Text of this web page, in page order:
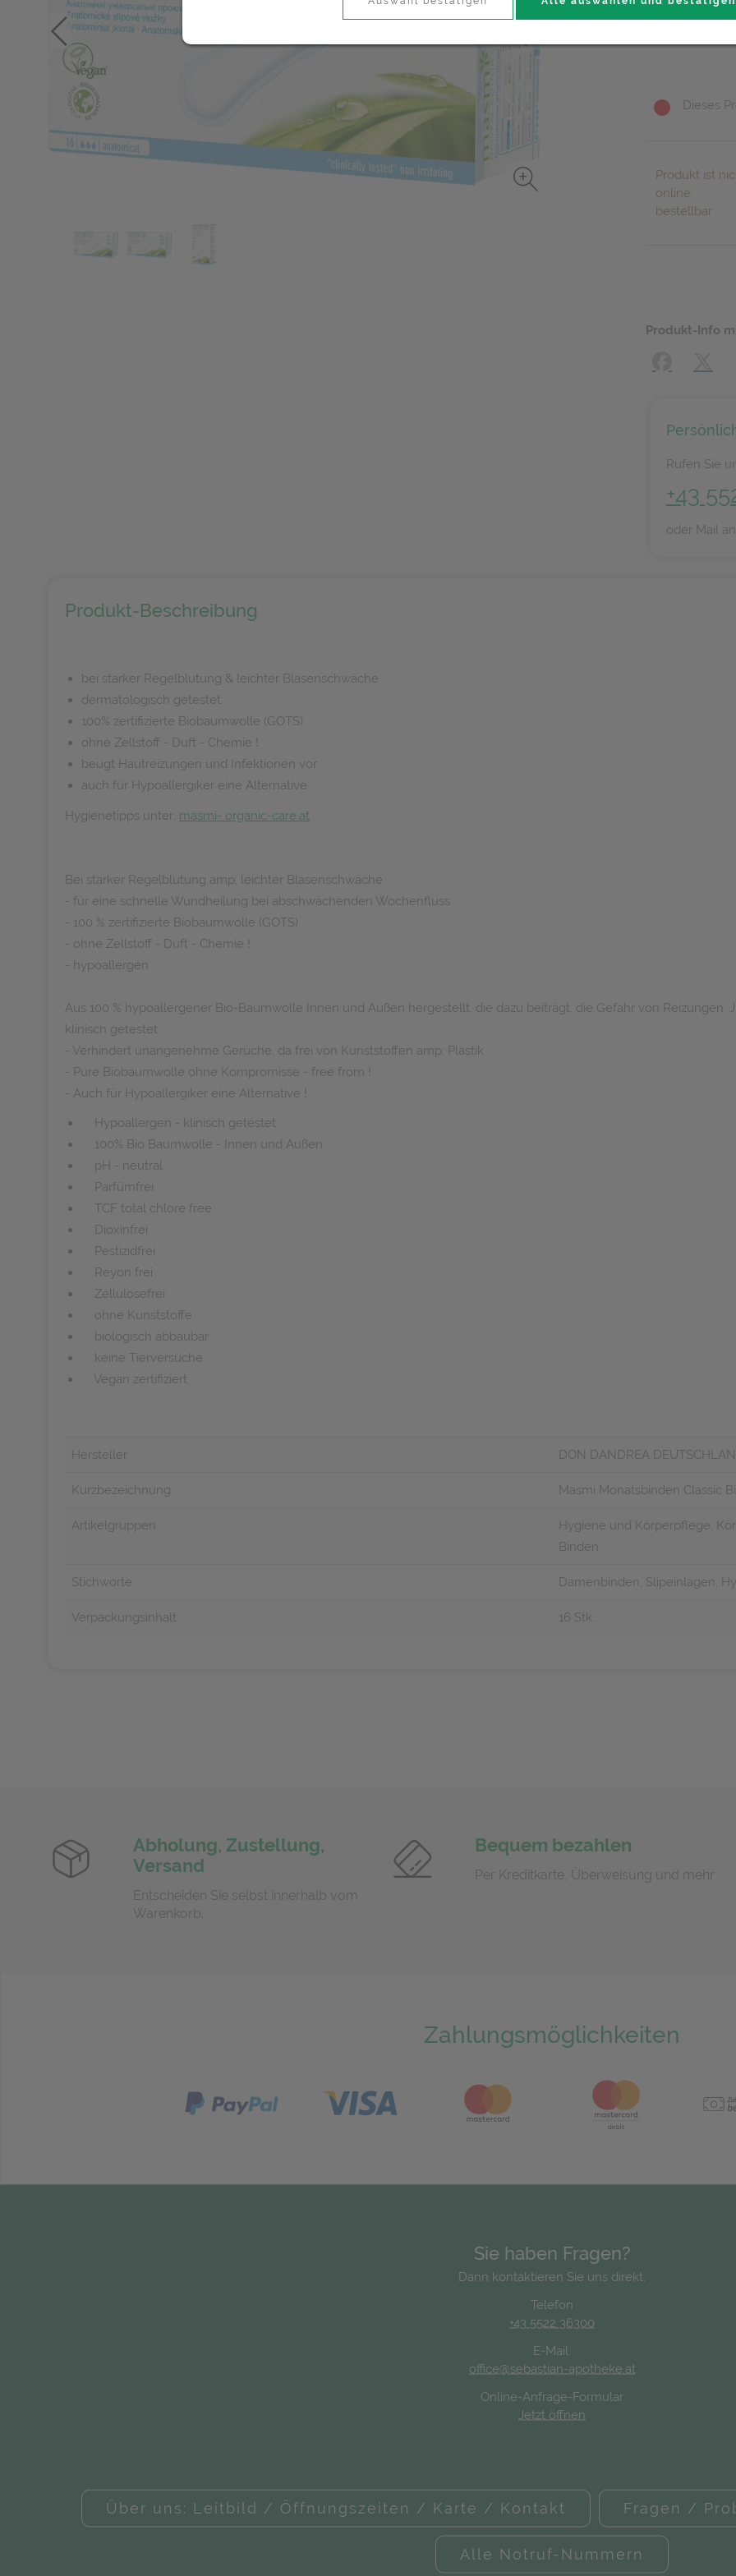
4,45
Dieses
Produkt ist
online
bestellbar
Produkt-Info
Rufen Sie
+43
oder Mail
Produkt-Beschreibung
bei starker Regelblutung & leichter Blasenschwäche
dermatologisch getestet
100% zertifizierte Biobaumwolle (GOTS)
ohne Zellstoff - Duft - Chemie !
beugt Hautreizungen und Infektionen vor
auch für Hypoallergiker eine Alternative
Hygienetipps unter: masmi- organic-care.at
Bei starker Regelblutung amp; leichter Blasenschwäche
- für eine schnelle Wundheilung bei abschwächenden Wochenfluss
- 100 % zertifizierte Biobaumwolle (GOTS)
- ohne Zellstoff - Duft - Chemie !
- hypoallergen
Aus 100 % hypoallergener Bio-Baumwolle Innen und Außen hergestellt, die dazu beiträgt, die Gefahr von
klinisch getestet
- Verhindert unangenehme Gerüche, da frei von Kunststoffen amp; Plastik
- Pure Biobaumwolle ohne Kompromisse - free from !
- Auch für Hypoallergiker eine Alternative !
Hypoallergen - klinisch getestet
100% Bio Baumwolle - Innen und Außen
pH - neutral
Parfümfrei
TCF total chlore free
Dioxinfrei
Pestizidfrei
Reyon frei
Zellulosefrei
ohne Kunststoffe
biologisch abbaubar
keine Tierversuche
Vegan zertifiziert
Hersteller DON DANDREA
Kurzbezeichnung Masmi Monatsbinden Classic
Artikelgruppen
Hygiene und Körperpflege,
Binden
Stichworte Damenbinden, Slipeinlagen,
Verpackungsinhalt 16 Stk.
Abholung, Zustellung,
Versand
Entscheiden Sie selbst innerhalb vom
Warenkorb.
Bequem bezahlen
Per Kreditkarte, Überweisung und mehr
Zahlungsmöglichkeiten
Sie haben Fragen?
Dann kontaktieren Sie uns direkt.
Telefon
+43 5522 36300
E-Mail:
office@sebastian-apotheke.at
Online-Anfrage-Formular
Jetzt öffnen
Über uns: Leitbild / Öffnungszeiten / Karte / Kontakt Fragen /
Alle Notruf-Nummern